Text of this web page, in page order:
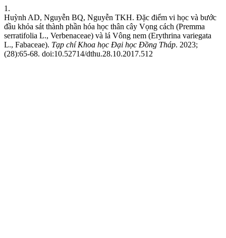
1.
Huỳnh AD, Nguyễn BQ, Nguyễn TKH. Đặc điểm vi học và bước
đầu khỏa sát thành phần hóa học thân cây Vọng cách (Premma
serratifolia L., Verbenaceae) và lá Vông nem (Erythrina variegata
L., Fabaceae). Tạp chí Khoa học Đại học Đồng Tháp. 2023;
(28):65-68. doi:10.52714/dthu.28.10.2017.512